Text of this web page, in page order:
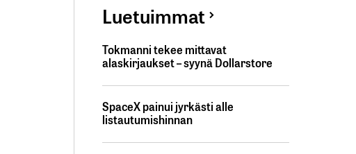
Luetuimmat
Tokmanni tekee mittavat
alaskirjaukset – syynä Dollarstore
SpaceX painui jyrkästi alle
listautumishinnan